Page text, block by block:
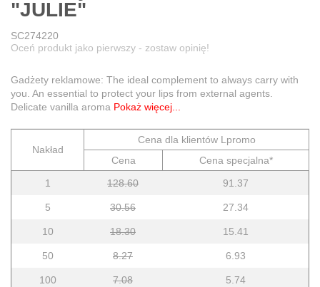
"JULIE"
SC274220
Oceń produkt jako pierwszy - zostaw opinię!
Gadżety reklamowe: The ideal complement to always carry with
you. An essential to protect your lips from external agents.
Delicate vanilla aroma Pokaż więcej...
Nakład
Cena dla klientów Lpromo
Cena
Cena specjalna*
1
128.60 91.37
5 30.56 27.34
10 18.30 15.41
50 8.27 6.93
100 7.08 5.74